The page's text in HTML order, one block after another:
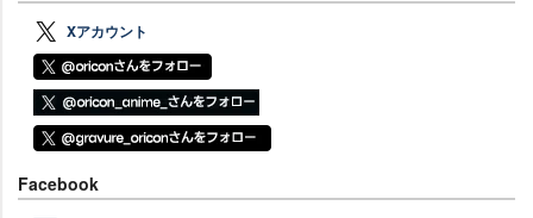
Xアカウント
Facebook